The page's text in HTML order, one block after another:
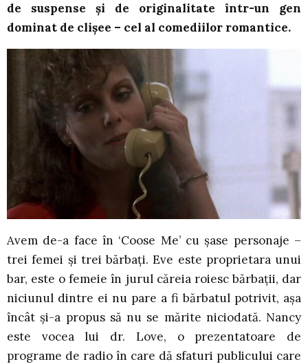
de suspense și de originalitate într-un gen
dominat de clișee – cel al comediilor romantice.
Avem de-a face în ‘Coose Me’ cu șase personaje –
trei femei și trei bărbați. Eve este proprietara unui
bar, este o femeie în jurul căreia roiesc bărbații, dar
niciunul dintre ei nu pare a fi bărbatul potrivit, așa
încât și-a propus să nu se mărite niciodată. Nancy
este vocea lui dr. Love, o prezentatoare de
programe de radio în care dă sfaturi publicului care